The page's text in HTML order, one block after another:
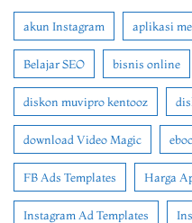
akun Instagram aplikasi
Belajar SEO bisnis online
diskon muvipro kentooz
download Video Magic
FB Ads Templates Harga
Instagram Ad Templates